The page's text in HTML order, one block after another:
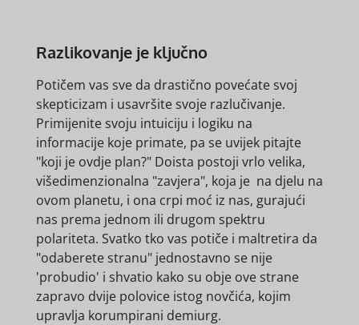
Razlikovanje je ključno
Potičem vas sve da drastično povećate svoj
skepticizam i usavršite svoje razlučivanje.
Primijenite svoju intuiciju i logiku na
informacije koje primate, pa se uvijek pitajte
"koji je ovdje plan?" Doista postoji vrlo velika,
višedimenzionalna "zavjera", koja je na djelu na
ovom planetu, i ona crpi moć iz nas, gurajući
nas prema jednom ili drugom spektru
polariteta. Svatko tko vas potiče i maltretira da
"odaberete stranu" jednostavno se nije
'probudio' i shvatio kako su obje ove strane
zapravo dvije polovice istog novčića, kojim
upravlja korumpirani demiurg.